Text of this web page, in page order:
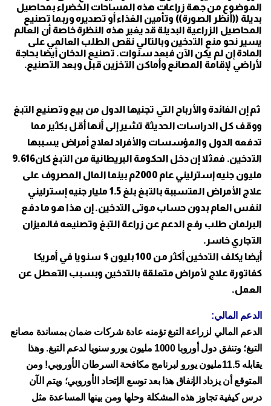
الموضوع من جهة زراعات هذه المساحات الخضراء بمحاصيل
بديلة ((أنظر الصورة)) وتأمين الغذاء أو تصديره وربما تصنيع
المحاصيل الزراعية البديلة قد يغير هذه النظرة خاصة أن العالم
يسير نحو منع التدخين وبالتالي نقص الطلب العالمي على
المادة إن لم يكن الآن فبعد سنوات. تصنيع الدخان أيضا بحاجة
لأراضي لإقامة المصانع وأماكن التخزين قبل وبعد التصنيع.
ثم إن الفائدة والأرباح التي تجنيها الدول من بيع وتصنيع التبغ
ووقف كل الدراسات الحديثة تشير إلى أنها أقل بكثير مما
تدفعه الدول والمؤسسات والأفراد لعلاج أمراض يسببها
التدخين. فمثلا إن دخل الحكومة البريطانية من التبغ كان9.616
مليون جنيه إسترليني عام 2000م بينما المال المصروف على
علاج الأمراض المتسببة بالتبغ بلغ 1.5 مليار جنيه إسترليني
لنفس العام بدون حساب موتى التدخين. إن هذا هو ما دفع
البرلمان طلب رفع الدعم عن زراعة التبغ وتصنيعه فالميزان
التجاري خاسر.
أيضا يكلف التدخين أكثر من 100 بليون $ سنويا في أمريكا
كفاتورة علاج لأمراض متعلقة بالتدخين وبسبب التعطل عن
العمل.
الدعم المالي:
الدعم المالي لزراعة التبغ تؤمنه عادة شركات ضمان بمساندة مصانع
التبغ؛ وتنفق دول أوروبا 1000 مليون يورو سنويا لدعم التبغ. وهذا
يقابله 11.5مليون يورو لبرنامج مكافحة السرطان الأوروبي! ومن
المتوقع أن يزداد الإنفاق هذا بعد توسع الإتحاد الأوروبي؛ ويتم الآن
درس كيفية تجاوز هذه المشكلة وحلها ومن بينها المساعدة مثل